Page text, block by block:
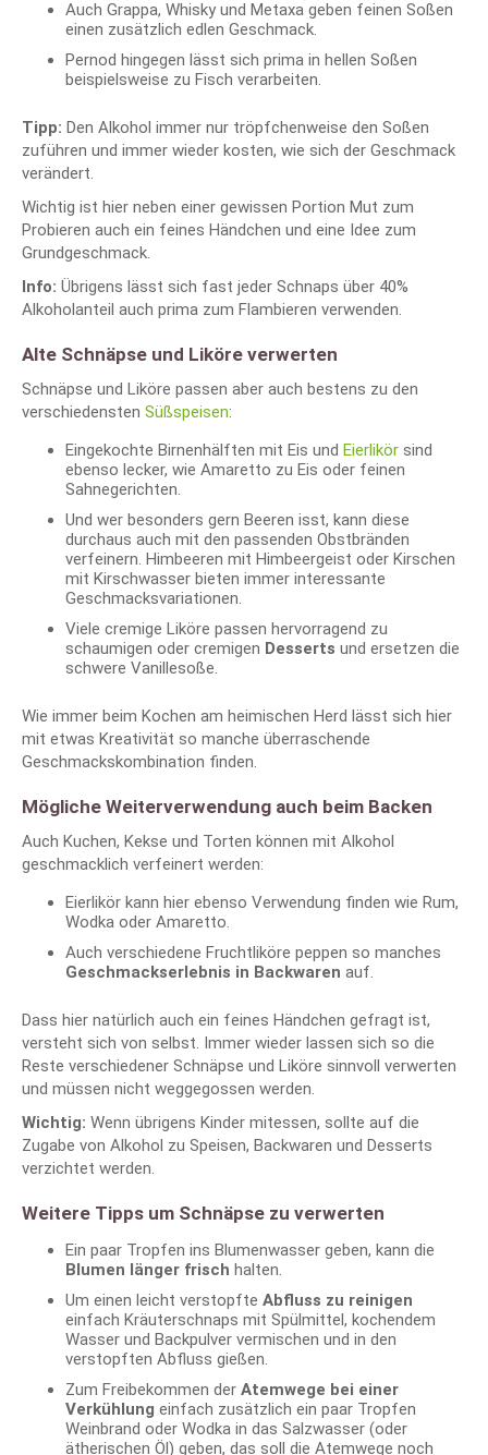
Auch Grappa, Whisky und Metaxa geben feinen Soßen
einen zusätzlich edlen Geschmack.
Pernod hingegen lässt sich prima in hellen Soßen
beispielsweise zu Fisch verarbeiten.
Tipp: Den Alkohol immer nur tröpfchenweise den Soßen
zuführen und immer wieder kosten, wie sich der Geschmack
verändert.
Wichtig ist hier neben einer gewissen Portion Mut zum
Probieren auch ein feines Händchen und eine Idee zum
Grundgeschmack.
Info: Übrigens lässt sich fast jeder Schnaps über 40%
Alkoholanteil auch prima zum Flambieren verwenden.
Alte Schnäpse und Liköre verwerten
Schnäpse und Liköre passen aber auch bestens zu den
verschiedensten Süßspeisen:
Eingekochte Birnenhälften mit Eis und Eierlikör sind
ebenso lecker, wie Amaretto zu Eis oder feinen
Sahnegerichten.
Und wer besonders gern Beeren isst, kann diese
durchaus auch mit den passenden Obstbränden
verfeinern. Himbeeren mit Himbeergeist oder Kirschen
mit Kirschwasser bieten immer interessante
Geschmacksvariationen.
Viele cremige Liköre passen hervorragend zu
schaumigen oder cremigen Desserts und ersetzen die
schwere Vanillesoße.
Wie immer beim Kochen am heimischen Herd lässt sich hier
mit etwas Kreativität so manche überraschende
Geschmackskombination finden.
Mögliche Weiterverwendung auch beim Backen
Auch Kuchen, Kekse und Torten können mit Alkohol
geschmacklich verfeinert werden:
Eierlikör kann hier ebenso Verwendung finden wie Rum,
Wodka oder Amaretto.
Auch verschiedene Fruchtliköre peppen so manches
Geschmackserlebnis in Backwaren auf.
Dass hier natürlich auch ein feines Händchen gefragt ist,
versteht sich von selbst. Immer wieder lassen sich so die
Reste verschiedener Schnäpse und Liköre sinnvoll verwerten
und müssen nicht weggegossen werden.
Wichtig: Wenn übrigens Kinder mitessen, sollte auf die
Zugabe von Alkohol zu Speisen, Backwaren und Desserts
verzichtet werden.
Weitere Tipps um Schnäpse zu verwerten
Ein paar Tropfen ins Blumenwasser geben, kann die
Blumen länger frisch halten.
Um einen leicht verstopfte Abfluss zu reinigen
einfach Kräuterschnaps mit Spülmittel, kochendem
Wasser und Backpulver vermischen und in den
verstopften Abfluss gießen.
Zum Freibekommen der Atemwege bei einer
Verkühlung einfach zusätzlich ein paar Tropfen
Weinbrand oder Wodka in das Salzwasser (oder
ätherischen Öl) geben, das soll die Atemwege noch